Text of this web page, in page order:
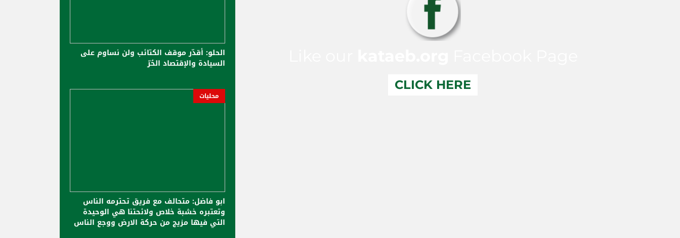
CLICK HERE
الحلو: أُقدّر موقف الكتائب ولن نساوم على
السيادة والإقتصاد الحُرّ
محليات
ابو فاضل: متحالف مع فريق تحترمه الناس
وتعتبره خشبة خلاص ولائحتنا هي الوحيدة
التي فيها مزيج من حركة الارض ووجع الناس